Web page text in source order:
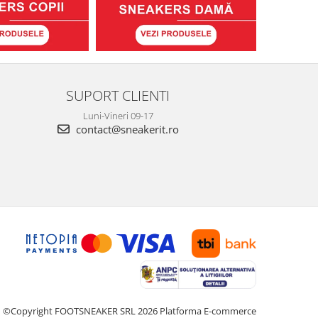
SUPORT CLIENTI
Luni-Vineri 09-17
contact@sneakerit.ro
©Copyright FOOTSNEAKER SRL 2026 Platforma E-commerce